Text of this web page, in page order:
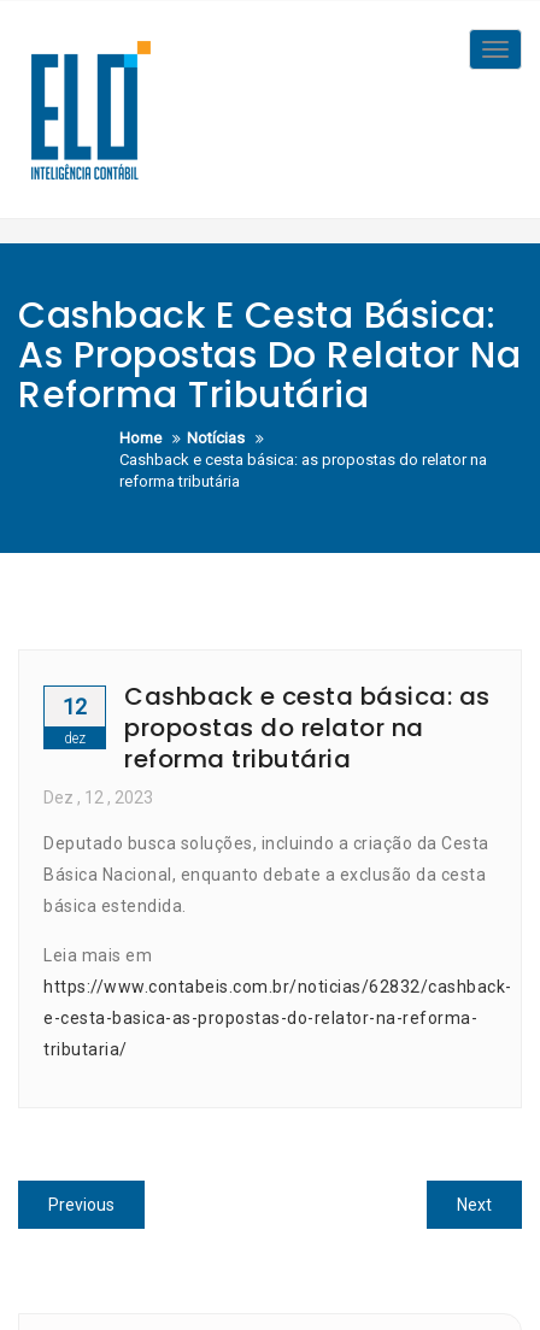
content
Cashback E Cesta Básica:
As Propostas Do Relator Na
Reforma Tributária
Home
Notícias
Cashback e cesta básica: as propostas do relator na
reforma tributária
12
dez
Cashback e cesta básica: as
propostas do relator na
reforma tributária
Dez , 12 , 2023
Deputado busca soluções, incluindo a criação da Cesta
Básica Nacional, enquanto debate a exclusão da cesta
básica estendida.
Leia mais em
https://www.contabeis.com.br/noticias/62832/cashback-
e-cesta-basica-as-propostas-do-relator-na-reforma-
tributaria/
Navegação
de
Previous
post:
NextNext
post: